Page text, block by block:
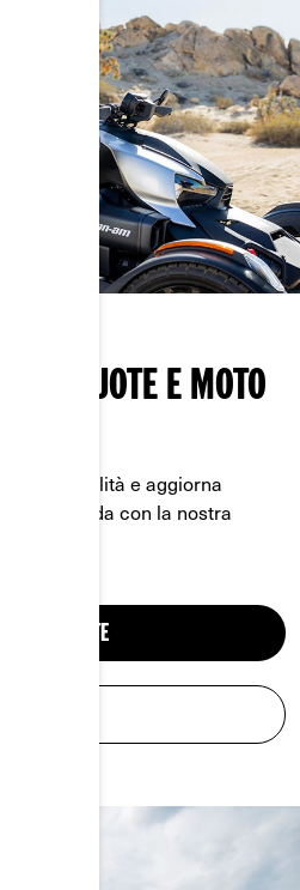
A 3 RUOTE E MOTO
compatibilità e aggiorna
di guida con la nostra
3 RUOTE